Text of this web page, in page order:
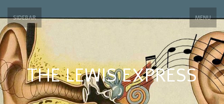
SIDEBAR MENU
THE LEWIS EXPRESS